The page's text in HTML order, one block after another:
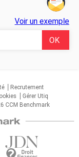
Voir un exemple
Recrutement
Gérer Utiq
CCM Benchmark